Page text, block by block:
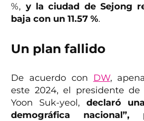
%, y la ciudad de Sejong
baja con un 11.57 %.
Un plan fallido
De acuerdo con DW,
este 2024, el presidente de
Yoon Suk-yeol, declaró
demográfica